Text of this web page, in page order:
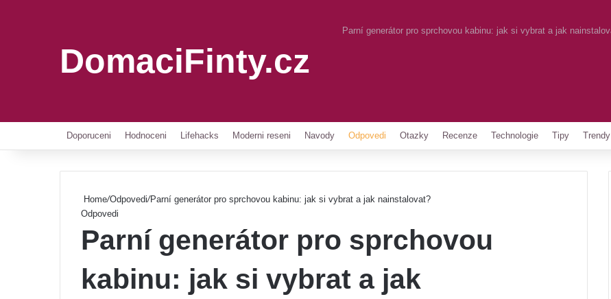
DomaciFinty.cz
Parní generátor pro sprchovou kabinu: jak si vybrat a jak
Doporuceni Hodnoceni Lifehacks Moderni reseni Navody Odpovedi Otazky Recenze Technologie Tipy Trendy
Home/Odpovedi/Parní generátor pro sprchovou kabinu: jak si vybrat a jak nainstalovat?
Odpovedi
Parní generátor pro sprchovou
kabinu: jak si vybrat a jak